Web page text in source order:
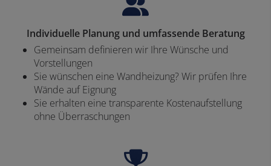
Individuelle Planung und umfassende Beratung
Gemeinsam definieren wir Ihre Wünsche und
Vorstellungen
Sie wünschen eine Wandheizung? Wir prüfen Ihre
Wände auf Eignung
Sie erhalten eine transparente Kostenaufstellung
ohne Überraschungen